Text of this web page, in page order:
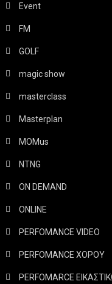
Event
FM
GOLF
magic show
masterclass
Masterplan
MOMus
NTNG
ON DEMAND
ONLINE
PERFOMANCE VIDEO
PERFOMANCE ΧΟΡΟΥ
PERFOMARCE